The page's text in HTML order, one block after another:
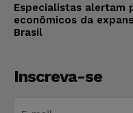
Especialistas alertam
econômicos da
Brasil
Inscreva-se